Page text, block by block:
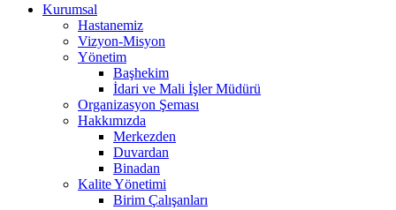
Kurumsal
Hastanemiz
Vizyon-Misyon
Yönetim
Başhekim
İdari ve Mali İşler Müdürü
Organizasyon Şeması
Hakkımızda
Merkezden
Duvardan
Binadan
Kalite Yönetimi
Birim Çalışanları